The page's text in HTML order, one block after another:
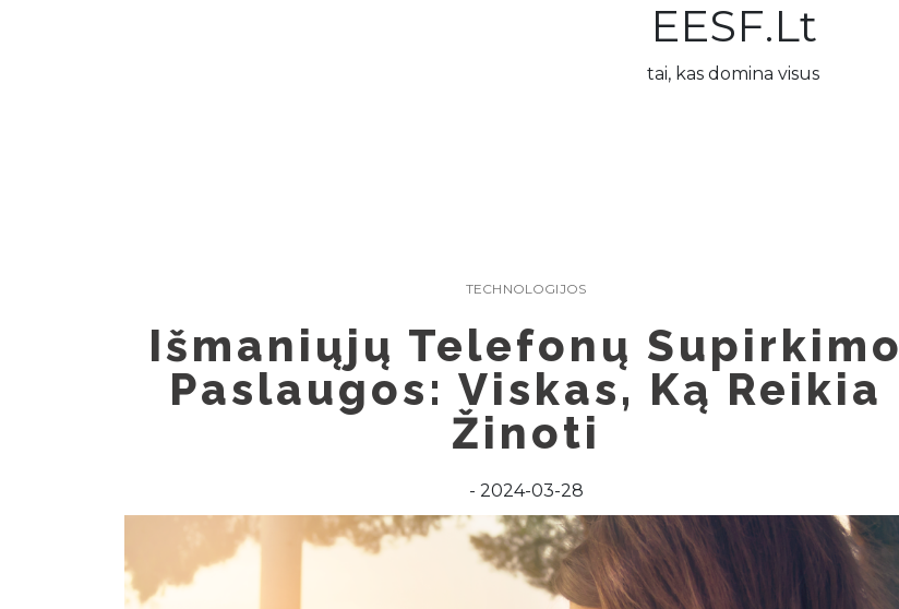
EESF.lt
tai, kas domina visus
TECHNOLOGIJOS
Išmaniųjų Telefonų Supirkimo
Paslaugos: Viskas, Ką Reikia
Žinoti
2024-03-28